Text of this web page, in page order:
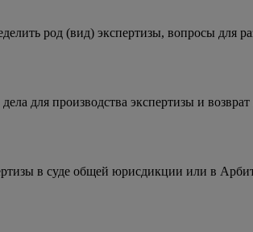
род (вид) экспертизы, вопросы для
для производства экспертизы и возврат
в суде общей юрисдикции или в